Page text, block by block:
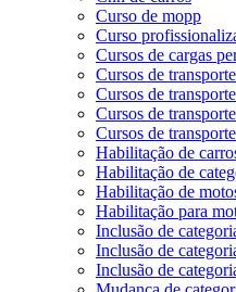
Curso de mopp
Curso
Cursos de cargas
Cursos de
Cursos de
Cursos de
Cursos de
Habilitação de
Habilitação de
Habilitação de
Habilitação para
Inclusão de
Inclusão de
Inclusão de